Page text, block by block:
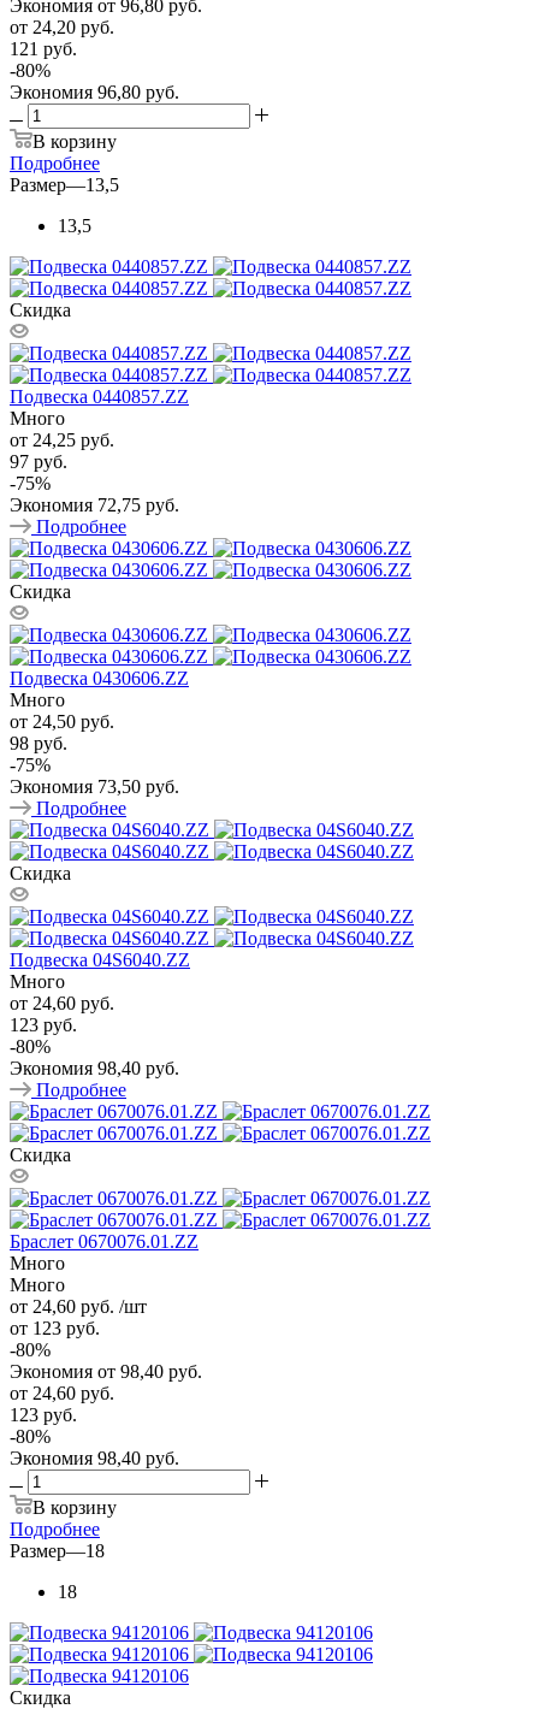
Экономия от 96,80 руб.
от 24,20 руб.
121 руб.
-80%
Экономия 96,80 руб.
В корзину
Подробнее
Размер—13,5
13,5
Скидка
Подвеска 0440857.ZZ
Много
от 24,25 руб.
97 руб.
-75%
Экономия 72,75 руб.
Подробнее
Скидка
Подвеска 0430606.ZZ
Много
от 24,50 руб.
98 руб.
-75%
Экономия 73,50 руб.
Подробнее
Скидка
Подвеска 04S6040.ZZ
Много
от 24,60 руб.
123 руб.
-80%
Экономия 98,40 руб.
Подробнее
Скидка
Браслет 0670076.01.ZZ
Много
Много
от 24,60 руб. /шт
от 123 руб.
-80%
Экономия от 98,40 руб.
от 24,60 руб.
123 руб.
-80%
Экономия 98,40 руб.
В корзину
Подробнее
Размер—18
18
Скидка